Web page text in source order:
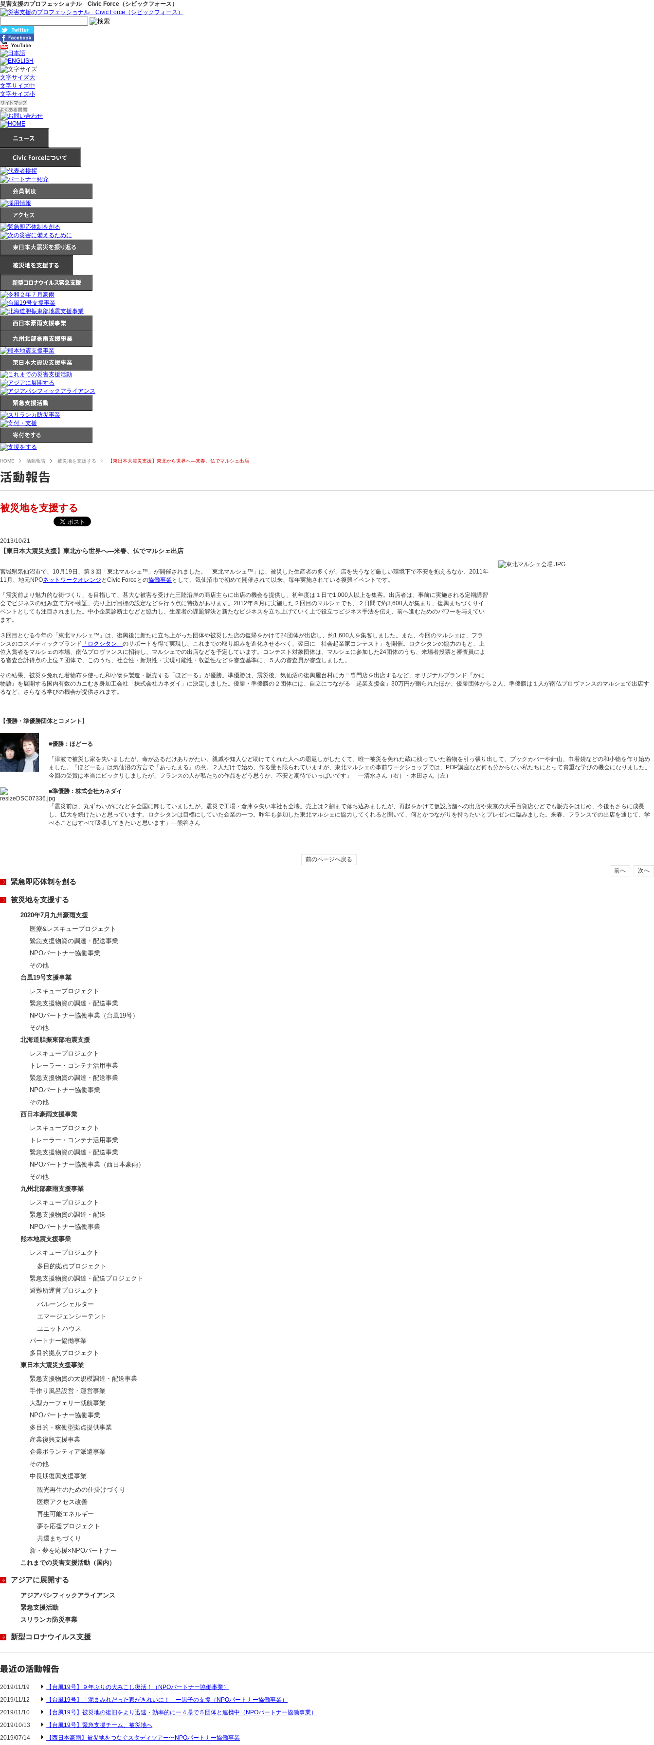
災害支援のプロフェッショナル Civic Force（シビックフォース）
文字サイズ大
文字サイズ中
文字サイズ小
HOME 活動報告 被災地を支援する 【東日本大震災支援】東北から世界へ―来春、仏でマルシェ出店
被災地を支援する
2013/10/21
【東日本大震災支援】東北から世界へ―来春、仏でマルシェ出店
宮城県気仙沼市で、10月19日、第３回「東北マルシェ™」が開催されました。「東北マルシェ™」は、被災した生産者の多くが、店を失うなど厳しい環境下で不安を抱えるなか、2011年
11月、地元NPOネットワークオレンジ とCivic Forceとの協働事業として、気仙沼市で初めて開催されて以来、毎年実施されている復興イベントです。
「震災前より魅力的な街づくり」を目指して、甚大な被害を受けた三陸沿岸の商店主らに出店の機会を提供し、初年度は１日で1,000人以上を集客。出店者は、事前に実施される定期講習
会でビジネスの組み立て方や検証、売り上げ目標の設定などを行う点に特徴があります。2012年８月に実施した２回目のマルシェでも、２日間で約3,600人が集まり、復興まちづくりイ
ベントとしても注目されました。中小企業診断士などと協力し、生産者の課題解決と新たなビジネスを立ち上げていく上で役立つビジネス手法を伝え、前へ進むためのパワーを与えてい
ます。
３回目となる今年の「東北マルシェ™」は、復興後に新たに立ち上がった団体や被災した店の復帰をかけて24団体が出店し、約1,600人を集客しました。また、今回のマルシェは、フラ
ンスのコスメティックブランド 「ロクシタン」 のサポートを得て実現し、これまでの取り組みを進化させるべく、翌日に「社会起業家コンテスト」を開催。ロクシタンの協力のもと、上
位入賞者をマルシェの本場、南仏プロヴァンスに招待し、マルシェでの出店などを予定しています。コンテスト対象団体は、マルシェに参加した24団体のうち、来場者投票と審査員によ
る審査合計得点の上位７団体で、このうち、社会性・新規性・実現可能性・収益性などを審査基準に、５人の審査員が審査しました。
その結果、被災を免れた着物布を使った和小物を製造・販売する「ほどーる」が優勝。準優勝は、震災後、気仙沼の復興屋台村にカニ専門店を出店するなど、オリジナルブランド『かに
物語』を展開する国内有数のカニむき身加工会社「株式会社カネダイ」に決定しました。優勝・準優勝の２団体には、自立につながる「起業支援金」30万円が贈られたほか、優勝団体から２人、準優勝は１人が南仏プロヴァンスのマルシェで出店す
るなど、さらなる学びの機会が提供されます。
【優勝・準優勝団体とコメント】
■優勝：ほどーる
「津波で被災し家を失いましたが、命があるだけありがたい。親戚や知人など助けてくれた人への恩返しがしたくて、唯一被災を免れた蔵に残っていた着物を引っ張り出して、ブックカバーや針山、巾着袋などの和小物を作り始め
ました。『ほどーる』は気仙沼の方言で『あったまる』の意。２人だけで始め、作る量も限られていますが、東北マルシェの事前ワークショップでは、POP講座など何も分からない私たちにとって貴重な学びの機会になりました。
今回の受賞は本当にビックリしましたが、フランスの人が私たちの作品をどう思うか、不安と期待でいっぱいです」 ―清水さん（右）・木田さん（左）
■準優勝：株式会社カネダイ
「震災前は、丸ずわいがになどを全国に卸していましたが、震災で工場・倉庫を失い本社も全壊。売上は２割まで落ち込みましたが、再起をかけて仮設店舗への出店や東京の大手百貨店などでも販売をはじめ、今後もさらに成長
し、拡大を続けたいと思っています。ロクシタンは目標にしていた企業の一つ。昨年も参加した東北マルシェに協力してくれると聞いて、何とかつながりを持ちたいとプレゼンに臨みました。来春、フランスでの出店を通じて、学
べることはすべて吸収してきたいと思います」―熊谷さん
前のページへ戻る
前へ
次へ
緊急即応体制を創る
被災地を支援する
2020年7月九州豪雨支援
医療&レスキュープロジェクト
緊急支援物資の調達・配送事業
NPOパートナー協働事業
その他
台風19号支援事業
レスキュープロジェクト
緊急支援物資の調達・配送事業
NPOパートナー協働事業（台風19号）
その他
北海道胆振東部地震支援
レスキュープロジェクト
トレーラー・コンテナ活用事業
緊急支援物資の調達・配送事業
NPOパートナー協働事業
その他
西日本豪雨支援事業
レスキュープロジェクト
トレーラー・コンテナ活用事業
緊急支援物資の調達・配送事業
NPOパートナー協働事業（西日本豪雨）
その他
九州北部豪雨支援事業
レスキュープロジェクト
緊急支援物資の調達・配送
NPOパートナー協働事業
熊本地震支援事業
レスキュープロジェクト
多目的拠点プロジェクト
緊急支援物資の調達・配送プロジェクト
避難所運営プロジェクト
バルーンシェルター
エマージェンシーテント
ユニットハウス
パートナー協働事業
多目的拠点プロジェクト
東日本大震災支援事業
緊急支援物資の大規模調達・配送事業
手作り風呂設営・運営事業
大型カーフェリー就航事業
NPOパートナー協働事業
多目的・稼働型拠点提供事業
産業復興支援事業
企業ボランティア派遣事業
その他
中長期復興支援事業
観光再生のための仕掛けづくり
医療アクセス改善
再生可能エネルギー
夢を応援プロジェクト
共還まちづくり
新・夢を応援×NPOパートナー
これまでの災害支援活動（国内）
アジアに展開する
アジアパシフィックアライアンス
緊急支援活動
スリランカ防災事業
新型コロナウイルス支援
2019/11/19
【台風19号】９年ぶりの大みこし復活！（NPOパートナー協働事業）
2019/11/12
【台風19号】「泥まみれだった家がきれいに！」ー黒子の支援（NPOパートナー協働事業）
2019/11/10
【台風19号】被災地の復旧をより迅速・効率的にー４県で５団体と連携中（NPOパートナー協働事業）
2019/10/13
【台風19号】緊急支援チーム、被災地へ
2019/07/14
【西日本豪雨】被災地をつなぐスタディツアー〜NPOパートナー協働事業